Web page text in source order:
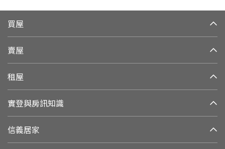
買屋
賣屋
租屋
實登與房訊知識
信義居家